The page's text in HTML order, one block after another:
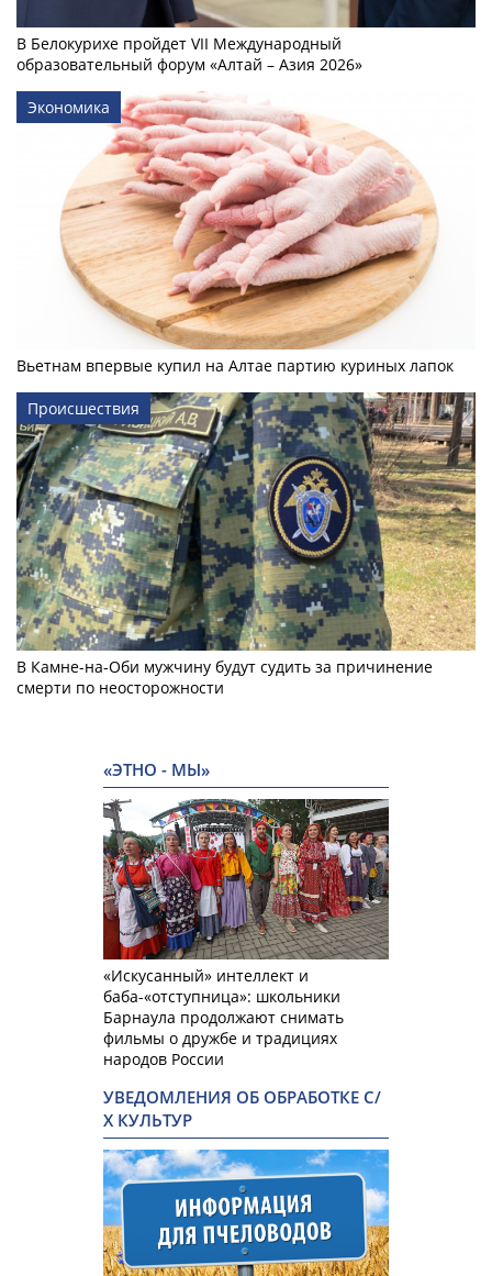
В Белокурихе пройдет VII Международный
образовательный форум «Алтай – Азия 2026»
Экономика
Вьетнам впервые купил на Алтае партию куриных лапок
Происшествия
В Камне-на-Оби мужчину будут судить за причинение
смерти по неосторожности
«ЭТНО - МЫ»
«Искусанный» интеллект и
баба-«отступница»: школьники
Барнаула продолжают снимать
фильмы о дружбе и традициях
народов России
УВЕДОМЛЕНИЯ ОБ ОБРАБОТКЕ С/
Х КУЛЬТУР